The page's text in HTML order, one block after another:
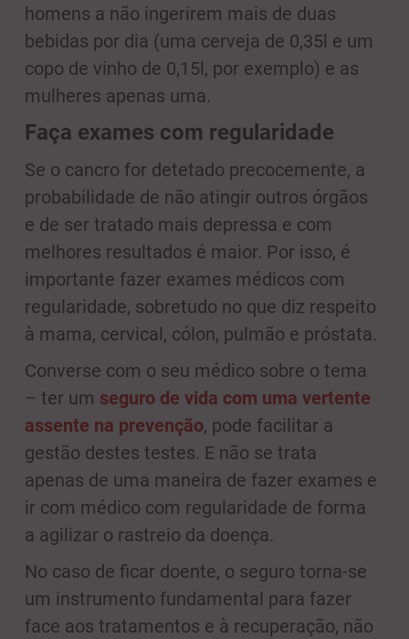
homens a não ingerirem mais de duas
bebidas por dia (uma cerveja de 0,35l e um
copo de vinho de 0,15l, por exemplo) e as
mulheres apenas uma.
Faça exames com regularidade
Se o cancro for detetado precocemente, a
probabilidade de não atingir outros órgãos
e de ser tratado mais depressa e com
melhores resultados é maior. Por isso, é
importante fazer exames médicos com
regularidade, sobretudo no que diz respeito
à mama, cervical, cólon, pulmão e próstata.
Converse com o seu médico sobre o tema
– ter um seguro de vida com uma vertente
assente na prevenção, pode facilitar a
gestão destes testes. E não se trata
apenas de uma maneira de fazer exames e
ir com médico com regularidade de forma
a agilizar o rastreio da doença.
No caso de ficar doente, o seguro torna-se
um instrumento fundamental para fazer
face aos tratamentos e à recuperação, não